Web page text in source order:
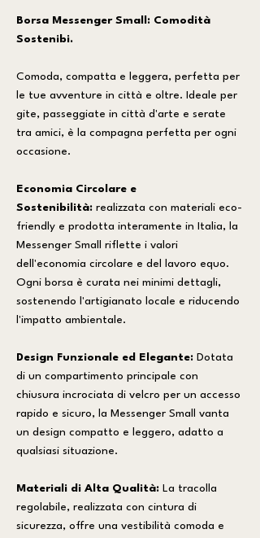
Borsa Messenger Small: Comodità
Sostenibi.
Comoda, compatta e leggera, perfetta per
le tue avventure in città e oltre. Ideale per
gite, passeggiate in città d'arte e serate
tra amici, è la compagna perfetta per ogni
occasione.
Economia Circolare e
Sostenibilità: realizzata con materiali eco-
friendly e prodotta interamente in Italia, la
Messenger Small riflette i valori
dell'economia circolare e del lavoro equo.
Ogni borsa è curata nei minimi dettagli,
sostenendo l'artigianato locale e riducendo
l'impatto ambientale.
Design Funzionale ed Elegante: Dotata
di un compartimento principale con
chiusura incrociata di velcro per un accesso
rapido e sicuro, la Messenger Small vanta
un design compatto e leggero, adatto a
qualsiasi situazione.
Materiali di Alta Qualità: La tracolla
regolabile, realizzata con cintura di
sicurezza, offre una vestibilità comoda e